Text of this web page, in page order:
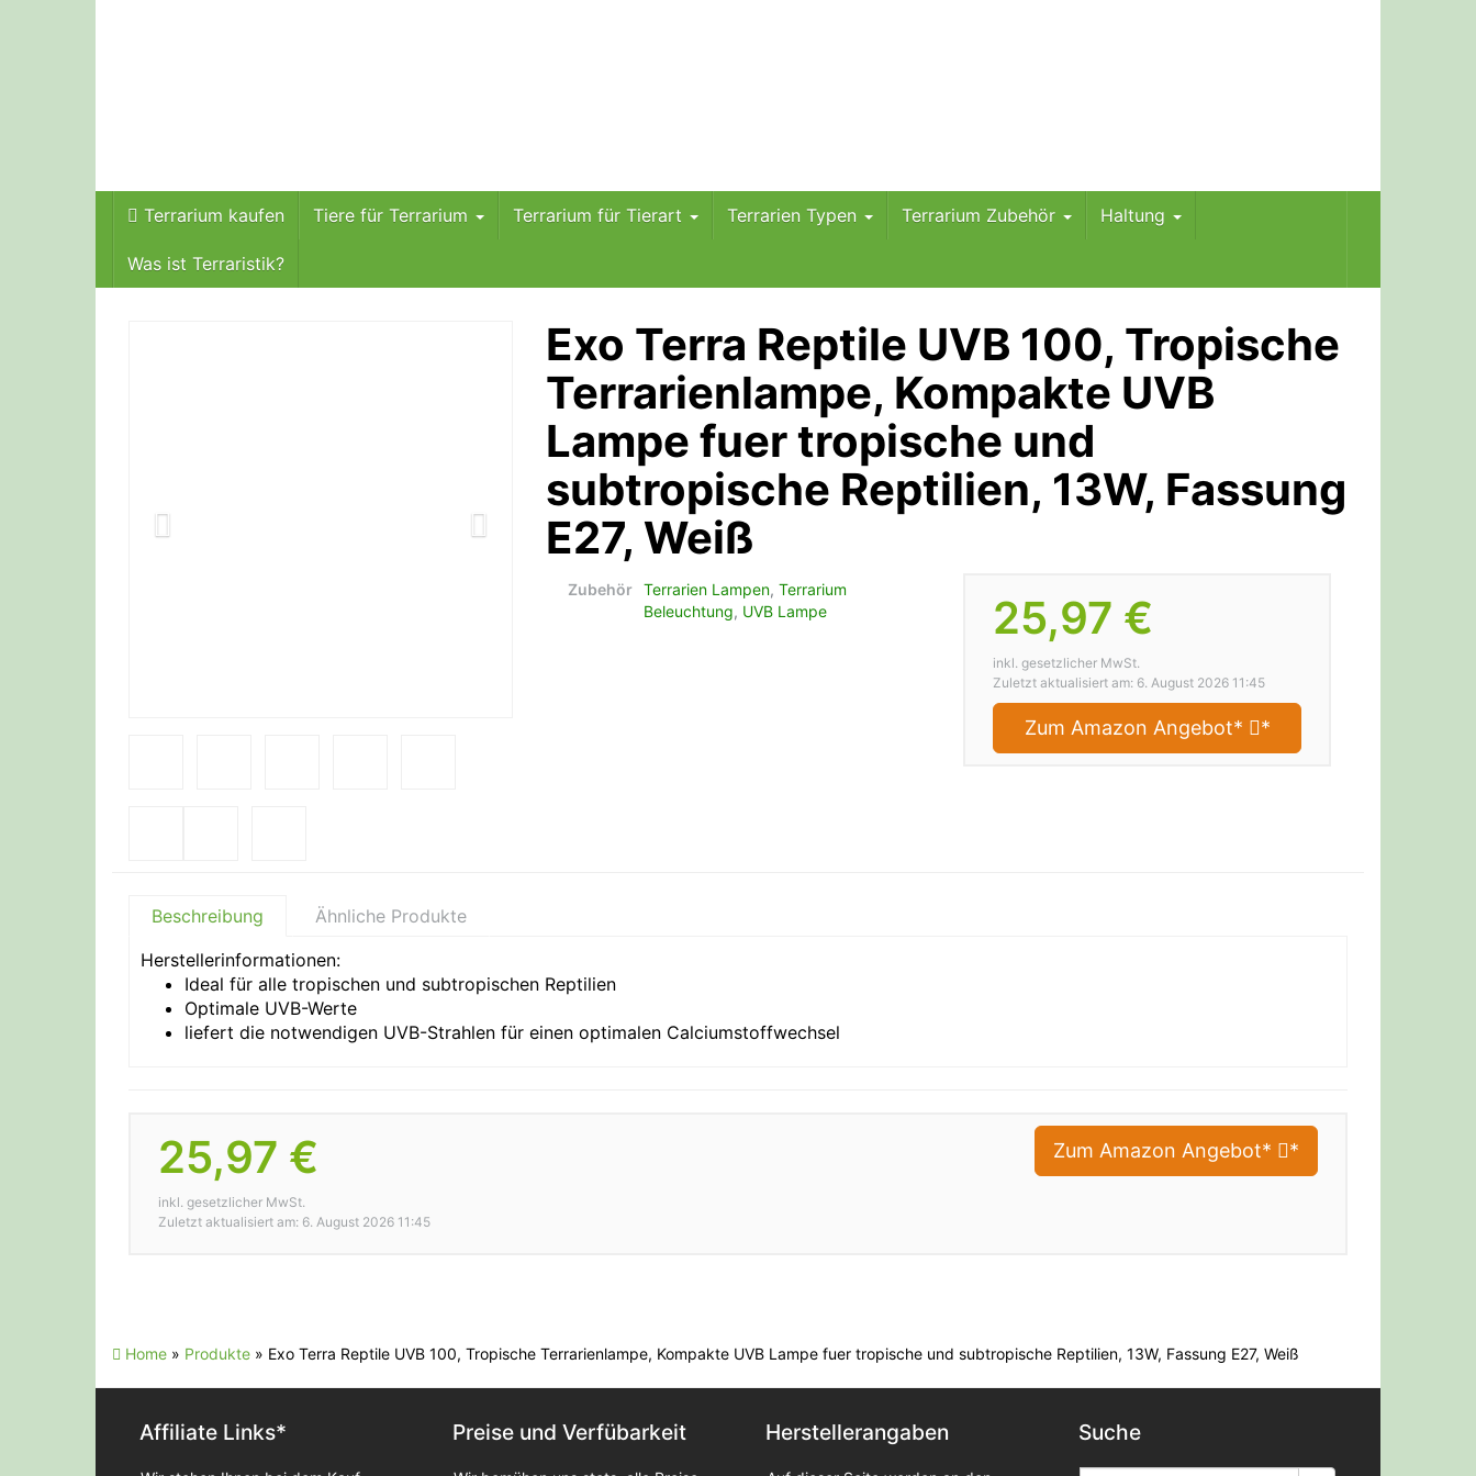
Terrarium kaufen Tiere für Terrarium Terrarium für Tierart Terrarien Typen Terrarium Zubehör Haltung
Was ist Terraristik?
Exo Terra Reptile UVB 100, Tropische
Terrarienlampe, Kompakte UVB
Lampe fuer tropische und
subtropische Reptilien, 13W, Fassung
E27, Weiß
25,97 €
inkl. gesetzlicher MwSt.
Zuletzt aktualisiert am: 6. August 2026 11:45
Zum Amazon Angebot* *
Zubehör Terrarien Lampen, Terrarium
Beleuchtung, UVB Lampe
Beschreibung
Ähnliche Produkte
Herstellerinformationen:
Ideal für alle tropischen und subtropischen Reptilien
Optimale UVB-Werte
liefert die notwendigen UVB-Strahlen für einen optimalen Calciumstoffwechsel
25,97 €
inkl. gesetzlicher MwSt.
Zuletzt aktualisiert am: 6. August 2026 11:45
Zum Amazon Angebot* *
Home » Produkte » Exo Terra Reptile UVB 100, Tropische Terrarienlampe, Kompakte UVB Lampe fuer tropische und subtropische Reptilien, 13W, Fassung E27, Weiß
Affiliate Links* Preise und Verfübarkeit Herstellerangaben Suche